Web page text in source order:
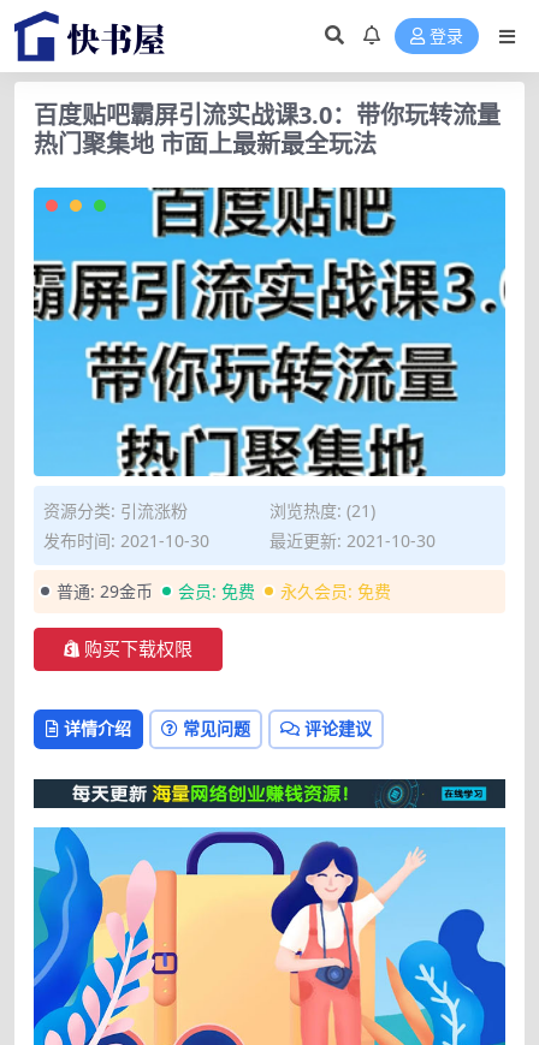
登录
百度贴吧霸屏引流实战课3.0：带你玩转流量
热门聚集地 市面上最新最全玩法
资源分类: 引流涨粉
浏览热度: (21)
发布时间: 2021-10-30
最近更新: 2021-10-30
普通: 29金币 会员: 免费 永久会员: 免费
购买下载权限
详情介绍 常见问题 评论建议